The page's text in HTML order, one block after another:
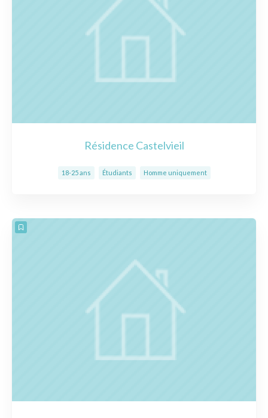
Résidence Castelvieil
18-25 ans Étudiants Homme uniquement